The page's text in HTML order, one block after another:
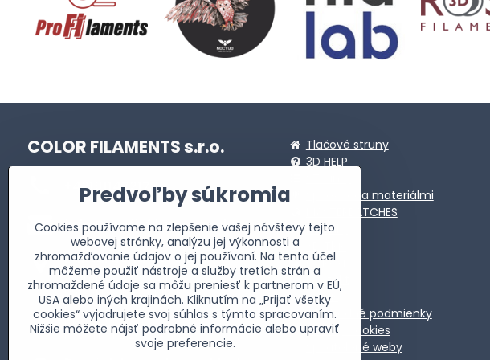
COLOR FILAMENTS s.r.o.
+421911472173
info​@profi-filaments​.sk
Fakturačná adresa
Allendeho 2735/24
059 51 Poprad-Matejovce
IČO: 51 993 821
DIČ: 2120856716
IČ DPH: SK2120856716
Tlačové struny
3D HELP
Sprievodca materiálmi
MASTERBATCHES
Novinky
Galéria
Kontakt
O nás
Obchodné podmienky
Súbory cookies
Spriatelené weby
Predvoľby súkromia
Cookies používame na zlepšenie vašej návštevy tejto
webovej stránky, analýzu jej výkonnosti a
zhromažďovanie údajov o jej používaní. Na tento účel
môžeme použiť nástroje a služby tretích strán a
zhromaždené údaje sa môžu preniesť k partnerom v EÚ,
USA alebo iných krajinách. Kliknutím na „Prijať všetky
cookies“ vyjadrujete svoj súhlas s týmto spracovaním.
Nižšie môžete nájsť podrobné informácie alebo upraviť
svoje preferencie.